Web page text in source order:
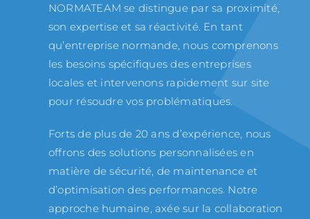
NORMATEAM se distingue par sa proximité,
son expertise et sa réactivité. En tant
qu’entreprise normande, nous comprenons
les besoins spécifiques des entreprises
locales et intervenons rapidement sur site
pour résoudre vos problématiques.
Forts de plus de 20 ans d’expérience, nous
offrons des solutions personnalisées en
matière de sécurité, de maintenance et
d’optimisation des performances. Notre
approche humaine, axée sur la collaboration